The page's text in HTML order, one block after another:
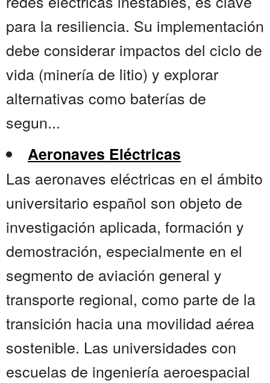
para la resiliencia. Su implementación
debe considerar impactos del ciclo de
vida (minería de litio) y explorar
alternativas como baterías de
segun...
Aeronaves Eléctricas
Las aeronaves eléctricas en el ámbito
universitario español son objeto de
investigación aplicada, formación y
demostración, especialmente en el
segmento de aviación general y
transporte regional, como parte de la
transición hacia una movilidad aérea
sostenible. Las universidades con
escuelas de ingeniería aeroespacial